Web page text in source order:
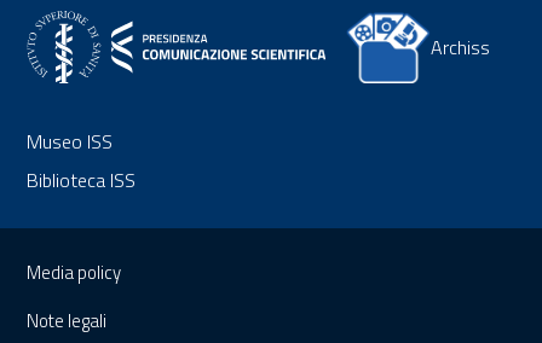
Archiss
Museo ISS
Biblioteca ISS
Media policy
Note legali